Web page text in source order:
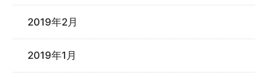
2019年2月
2019年1月